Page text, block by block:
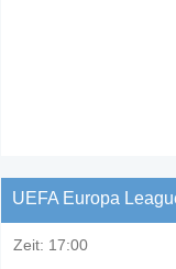
UEFA Europa
Zeit: 17:00